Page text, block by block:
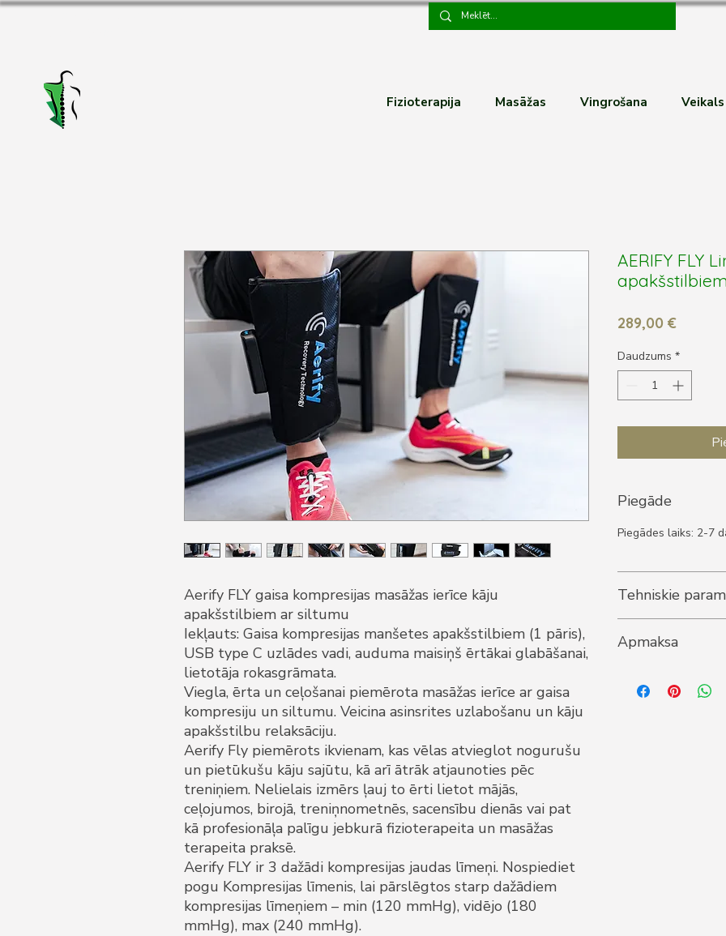
Fizioterapija Masāžas Vingrošana Veikals
Aerify FLY gaisa kompresijas masāžas ierīce kāju
apakšstilbiem ar siltumu
Iekļauts: Gaisa kompresijas manšetes apakšstilbiem (1 pāris),
USB type C uzlādes vadi, auduma maisiņš ērtākai glabāšanai,
lietotāja rokasgrāmata.
Viegla, ērta un ceļošanai piemērota masāžas ierīce ar gaisa
kompresiju un siltumu. Veicina asinsrites uzlabošanu un kāju
apakšstilbu relaksāciju.
Aerify Fly piemērots ikvienam, kas vēlas atvieglot nogurušu
un pietūkušu kāju sajūtu, kā arī ātrāk atjaunoties pēc
treniņiem. Nelielais izmērs ļauj to ērti lietot mājās,
ceļojumos, birojā, treniņnometnēs, sacensību dienās vai pat
kā profesionāļa palīgu jebkurā fizioterapeita un masāžas
terapeita praksē.
Aerify FLY ir 3 dažādi kompresijas jaudas līmeņi. Nospiediet
pogu Kompresijas līmenis, lai pārslēgtos starp dažādiem
kompresijas līmeņiem – min (120 mmHg), vidējo (180
mmHg), max (240 mmHg).
AERIFY FLY
289,00 €Cena
Daudzums *
Piegāde
Piegādes laiks: 2-7
Tehniskie
- MAX spiediens -
Apmaksa
2. Apmaksa